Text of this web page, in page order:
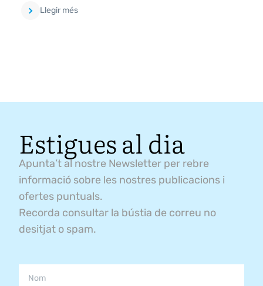
Llegir més
Estigues al dia
Apunta’t al nostre Newsletter per rebre
informació sobre les nostres publicacions i
ofertes puntuals.
Recorda consultar la bústia de correu no
desitjat o spam.